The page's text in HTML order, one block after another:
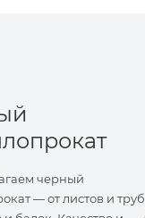
черный
— от листов и труб